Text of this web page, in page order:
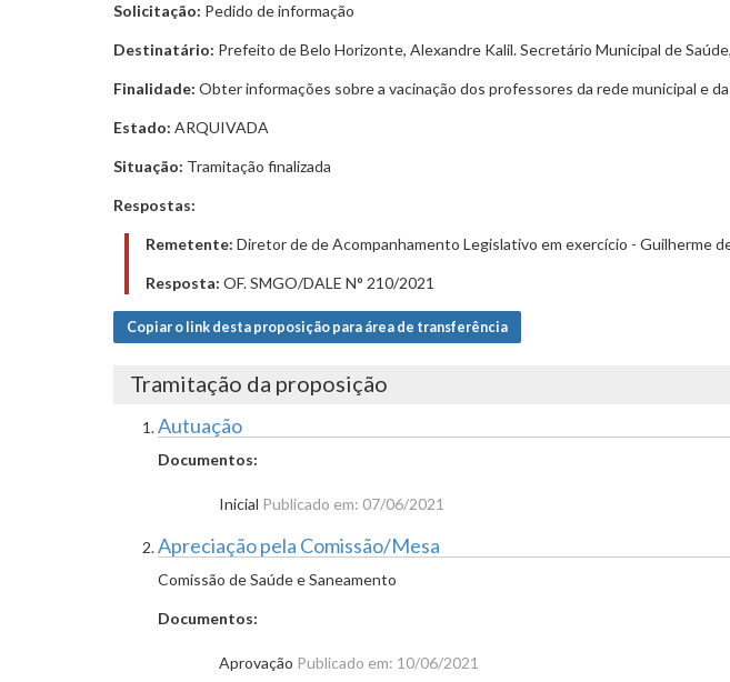
Solicitação: Pedido de informação
Destinatário: Prefeito de Belo Horizonte, Alexandre Kalil. Secretário Municipal de
Finalidade: Obter informações sobre a vacinação dos professores da rede municipal e
Estado: ARQUIVADA
Situação: Tramitação finalizada
Respostas:
Remetente: Diretor de de Acompanhamento Legislativo em exercício - Guilherme
Resposta: OF. SMGO/DALE N° 210/2021
Copiar o link desta proposição para área de transferência
Tramitação da proposição
Autuação
Documentos:
Inicial Publicado em: 07/06/2021
Apreciação pela Comissão/Mesa
Comissão de Saúde e Saneamento
Documentos:
Aprovação Publicado em: 10/06/2021